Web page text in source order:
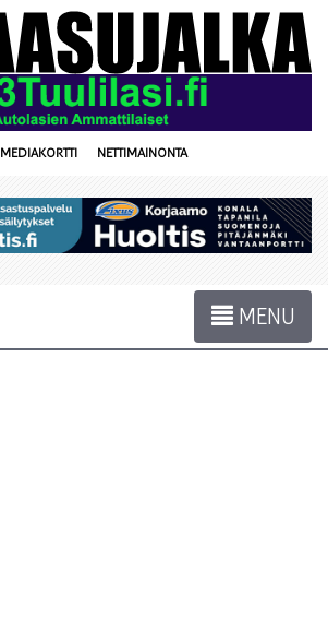
MEDIAKORTTI NETTIMAINONTA
MENU